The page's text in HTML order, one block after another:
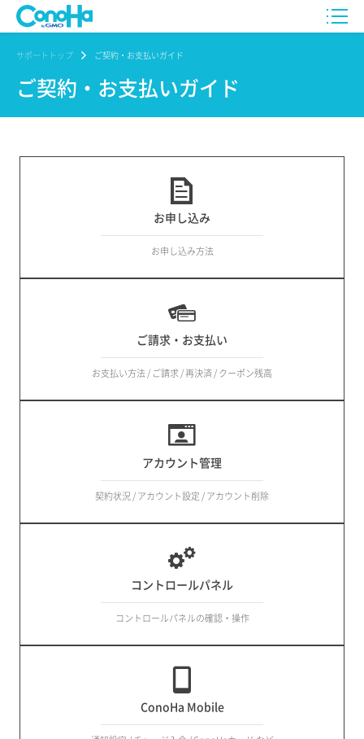
サポートトップ ご契約・お支払いガイド
ご契約・お支払いガイド
お申し込み
お申し込み方法
ご請求・お支払い
お支払い方法 / ご請求 / 再決済 / クーポン残高
アカウント管理
契約状況 / アカウント設定 / アカウント削除
コントロールパネル
コントロールパネルの確認・操作
ConoHa Mobile